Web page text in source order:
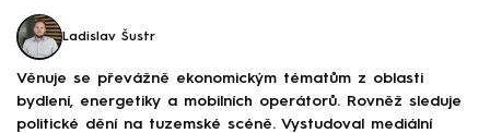
Ladislav Šustr
Věnuje se převážně ekonomickým tématům z oblasti
bydlení, energetiky a mobilních operátorů. Rovněž sleduje
politické dění na tuzemské scéně. Vystudoval mediální